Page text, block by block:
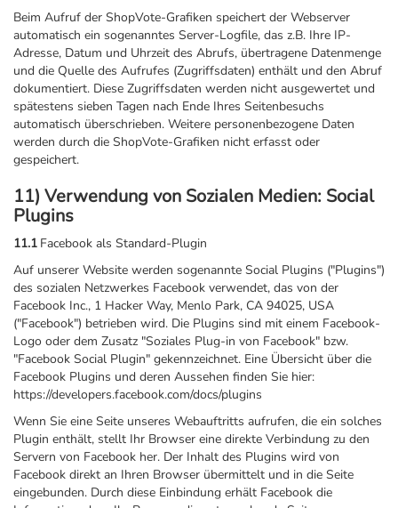
Beim Aufruf der ShopVote-Grafiken speichert der Webserver
automatisch ein sogenanntes Server-Logfile, das z.B. Ihre IP-
Adresse, Datum und Uhrzeit des Abrufs, übertragene Datenmenge
und die Quelle des Aufrufes (Zugriffsdaten) enthält und den Abruf
dokumentiert. Diese Zugriffsdaten werden nicht ausgewertet und
spätestens sieben Tagen nach Ende Ihres Seitenbesuchs
automatisch überschrieben. Weitere personenbezogene Daten
werden durch die ShopVote-Grafiken nicht erfasst oder
gespeichert.
11) Verwendung von Sozialen Medien: Social
Plugins
11.1 Facebook als Standard-Plugin
Auf unserer Website werden sogenannte Social Plugins ("Plugins")
des sozialen Netzwerkes Facebook verwendet, das von der
Facebook Inc., 1 Hacker Way, Menlo Park, CA 94025, USA
("Facebook") betrieben wird. Die Plugins sind mit einem Facebook-
Logo oder dem Zusatz "Soziales Plug-in von Facebook" bzw.
"Facebook Social Plugin" gekennzeichnet. Eine Übersicht über die
Facebook Plugins und deren Aussehen finden Sie hier:
https://developers.facebook.com/docs/plugins
Wenn Sie eine Seite unseres Webauftritts aufrufen, die ein solches
Plugin enthält, stellt Ihr Browser eine direkte Verbindung zu den
Servern von Facebook her. Der Inhalt des Plugins wird von
Facebook direkt an Ihren Browser übermittelt und in die Seite
eingebunden. Durch diese Einbindung erhält Facebook die